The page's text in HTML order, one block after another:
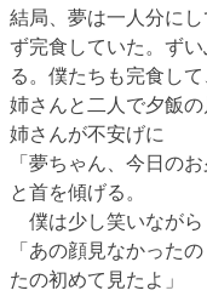
結局、夢は一人分に
ず完食していた。ず
る。僕たちも完食し
姉さんと二人で夕飯の
姉さんが不安げに
「夢ちゃん、今日の
と首を傾げる。
僕は少し笑いながら
「あの顔見なかった
たの初めて見たよ」